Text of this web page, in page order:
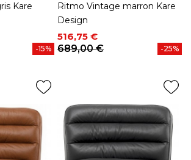
Kare
-15%
Ritmo Vintage marron Kare
Design
Prix
516,75 €
Prix de base
689,00 €
-25%